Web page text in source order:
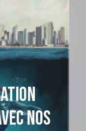
nos